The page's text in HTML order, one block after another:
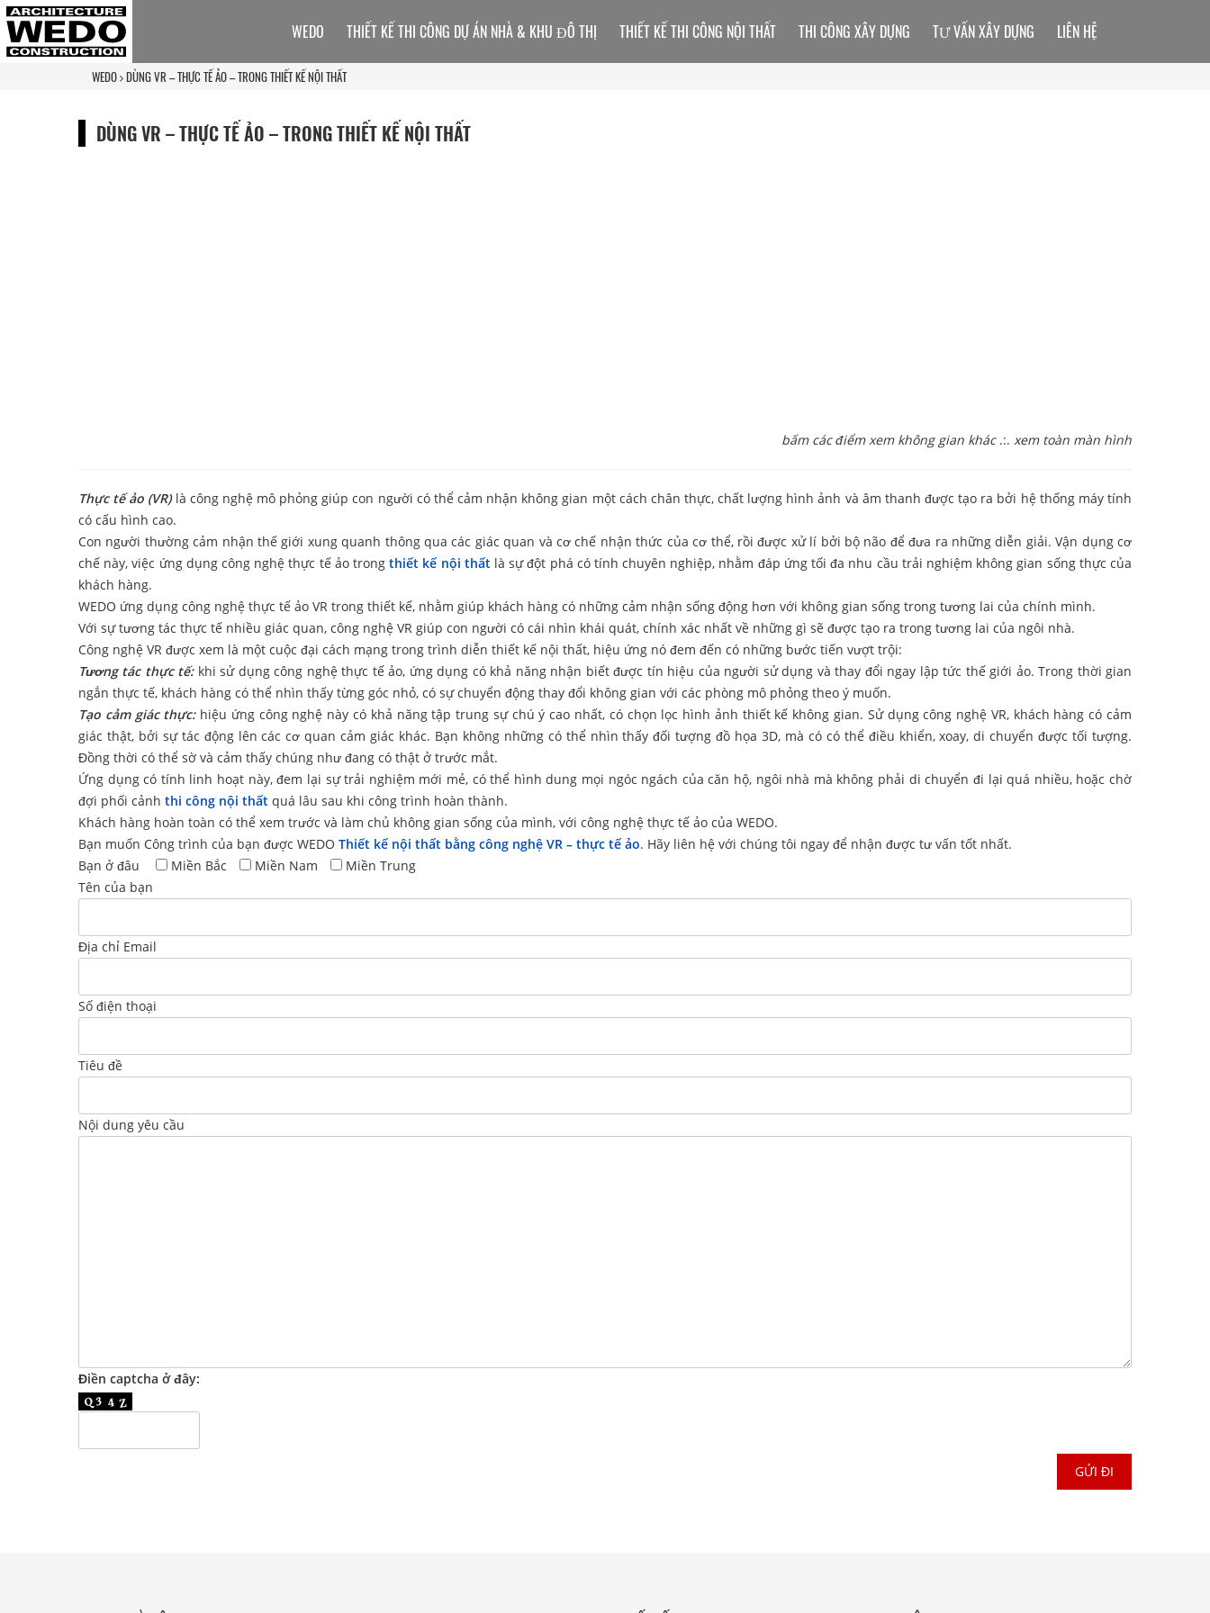
WEDO DÙNG VR – THỰC TẾ ẢO – TRONG THIẾT KẾ NỘI THẤT
DÙNG VR – THỰC TẾ ẢO – TRONG THIẾT KẾ NỘI THẤT
bấm các điểm xem không gian khác.:. xem toàn màn hình
Thực tế ảo (VR)là công nghệ mô phỏng giúp con người có thể cảm nhận không gian một cách chân thực, chất lượng hình ảnh và âm thanh được tạo ra bởi hệ thống máy tính
có cấu hình cao.
Con người thường cảm nhận thế giới xung quanh thông qua các giác quan và cơ chế nhận thức của cơ thể, rồi được xử lí bởi bộ não để đưa ra những diễn giải. Vận dụng cơ
chế này, việc ứng dụng công nghệ thực tế ảo trongthiết kế nội thất là sự đột phá có tính chuyên nghiệp, nhằm đáp ứng tối đa nhu cầu trải nghiệm không gian sống thực của
khách hàng.
WEDO ứng dụng công nghệ thực tế ảo VR trong thiết kế, nhằm giúp khách hàng có những cảm nhận sống động hơn với không gian sống trong tương lai của chính mình.
Với sự tương tác thực tế nhiều giác quan, công nghệ VR giúp con người có cái nhìn khái quát, chính xác nhất về những gì sẽ được tạo ra trong tương lai của ngôi nhà.
Công nghệ VR được xem là một cuộc đại cách mạng trong trình diễn thiết kế nội thất, hiệu ứng nó đem đến có những bước tiến vượt trội:
Tương tác thực tế:khi sử dụng công nghệ thực tế ảo, ứng dụng có khả năng nhận biết được tín hiệu của người sử dụng và thay đổi ngay lập tức thế giới ảo. Trong thời gian
ngắn thực tế, khách hàng có thể nhìn thấy từng góc nhỏ, có sự chuyển động thay đổi không gian với các phòng mô phỏng theo ý muốn.
Tạo cảm giác thực:hiệu ứng công nghệ này có khả năng tập trung sự chú ý cao nhất, có chọn lọc hình ảnh thiết kế không gian. Sử dụng công nghệ VR, khách hàng có cảm
giác thật, bởi sự tác động lên các cơ quan cảm giác khác. Bạn không những có thể nhìn thấy đối tượng đồ họa 3D, mà có có thể điều khiển, xoay, di chuyển được tối tượng.
Đồng thời có thể sờ và cảm thấy chúng như đang có thật ở trước mắt.
Ứng dụng có tính linh hoạt này, đem lại sự trải nghiệm mới mẻ, có thể hình dung mọi ngóc ngách của căn hộ, ngôi nhà mà không phải di chuyển đi lại quá nhiều, hoặc chờ
đợi phối cảnh thi công nội thất quá lâu sau khi công trình hoàn thành.
Khách hàng hoàn toàn có thể xem trước và làm chủ không gian sống của mình, với công nghệ thực tế ảo của WEDO.
Bạn muốn Công trình của bạn được WEDO Thiết kế nội thất bằng công nghệ VR – thực tế ảo. Hãy liên hệ với chúng tôi ngay để nhận được tư vấn tốt nhất.
Bạn ở đâu
Miền Bắc Miền Nam
Miền Trung
Tên của bạn
Địa chỉ Email
Số điện thoại
Tiêu đề
Nội dung yêu cầu
Điền captcha ở đây:
WEDO THIẾT KẾ THI CÔNG DỰ ÁN NHÀ & KHU ĐÔ THỊ THIẾT KẾ THI CÔNG NỘI THẤT THI CÔNG XÂY DỰNG TƯ VẤN XÂY DỰNG LIÊN HỆ